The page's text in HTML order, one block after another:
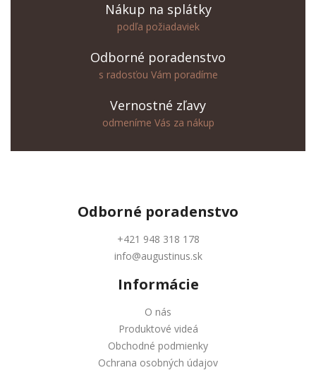
Nákup na splátky
podľa požiadaviek
Odborné poradenstvo
s radosťou Vám poradíme
Vernostné zľavy
odmeníme Vás za nákup
Odborné poradenstvo
+421 948 318 178
info@augustinus.sk
Informácie
O nás
Produktové videá
Obchodné podmienky
Ochrana osobných údajov